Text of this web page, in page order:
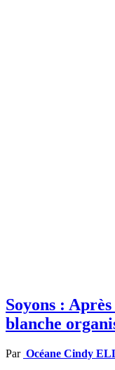
Soyons :
blanche
Par Océane Cindy